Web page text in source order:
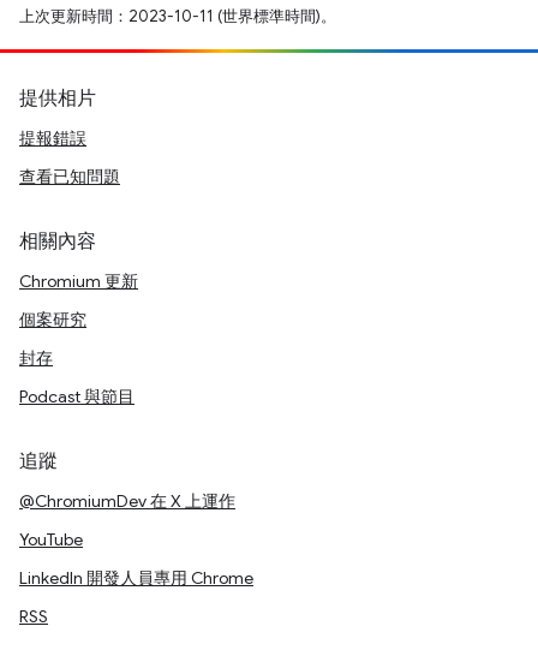
上次更新時間：2023-10-11 (世界標準時間)。
提供相片
提報錯誤
查看已知問題
相關內容
Chromium 更新
個案研究
封存
Podcast 與節目
追蹤
@ChromiumDev 在 X 上運作
YouTube
LinkedIn 開發人員專用 Chrome
RSS